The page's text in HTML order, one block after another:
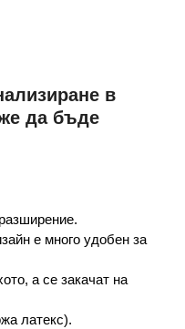
в
да бъде
е много удобен за
а се закачат на
латекс).